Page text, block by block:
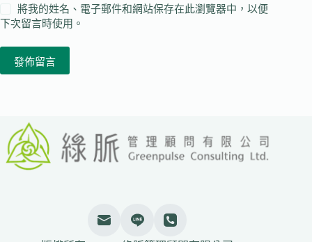
將我的姓名、電子郵件和網站保存在此瀏覽器中，以便
下次留言時使用。
發佈留言